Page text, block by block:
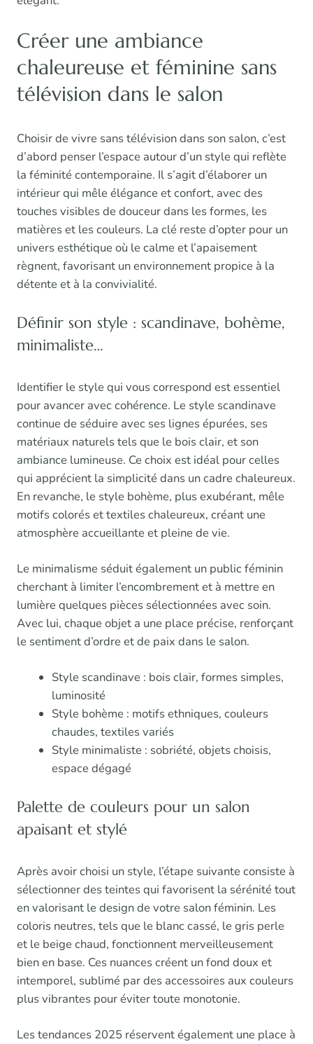
Créer une ambiance
chaleureuse et féminine sans
télévision dans le salon
Choisir de vivre sans télévision dans son salon, c’est
d’abord penser l’espace autour d’un style qui reflète
la féminité contemporaine. Il s’agit d’élaborer un
intérieur qui mêle élégance et confort, avec des
touches visibles de douceur dans les formes, les
matières et les couleurs. La clé reste d’opter pour un
univers esthétique où le calme et l’apaisement
règnent, favorisant un environnement propice à la
détente et à la convivialité.
Définir son style : scandinave, bohème,
minimaliste…
Identifier le style qui vous correspond est essentiel
pour avancer avec cohérence. Le style scandinave
continue de séduire avec ses lignes épurées, ses
matériaux naturels tels que le bois clair, et son
ambiance lumineuse. Ce choix est idéal pour celles
qui apprécient la simplicité dans un cadre chaleureux.
En revanche, le style bohème, plus exubérant, mêle
motifs colorés et textiles chaleureux, créant une
atmosphère accueillante et pleine de vie.
Le minimalisme séduit également un public féminin
cherchant à limiter l’encombrement et à mettre en
lumière quelques pièces sélectionnées avec soin.
Avec lui, chaque objet a une place précise, renforçant
le sentiment d’ordre et de paix dans le salon.
Style scandinave : bois clair, formes simples,
luminosité
Style bohème : motifs ethniques, couleurs
chaudes, textiles variés
Style minimaliste : sobriété, objets choisis,
espace dégagé
Palette de couleurs pour un salon
apaisant et stylé
Après avoir choisi un style, l’étape suivante consiste à
sélectionner des teintes qui favorisent la sérénité tout
en valorisant le design de votre salon féminin. Les
coloris neutres, tels que le blanc cassé, le gris perle
et le beige chaud, fonctionnent merveilleusement
bien en base. Ces nuances créent un fond doux et
intemporel, sublimé par des accessoires aux couleurs
plus vibrantes pour éviter toute monotonie.
Les tendances 2025 réservent également une place à